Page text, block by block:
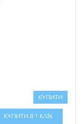
КУПИТИ
КУПИТИ В 1 КЛІК